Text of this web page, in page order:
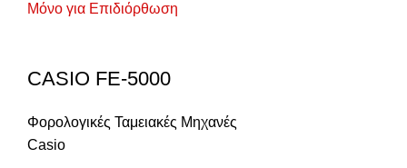
Μόνο για Επιδιόρθωση
CASIO FE-5000
Φορολογικές Ταμειακές Μηχανές
Casio